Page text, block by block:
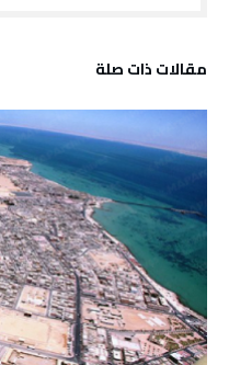
‫مقالات ذات صلة‬